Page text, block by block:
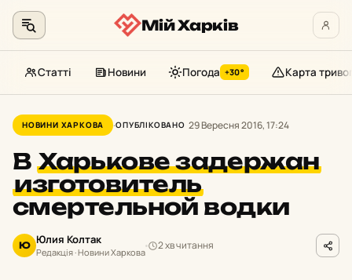
до
контенту
Мій Харків
Статті Новини Погода +30° Карта
НОВИНИ ХАРКОВА ОПУБЛІКОВАНО 29 Вересня 2016, 17:24
В Харькове задержан
изготовитель
смертельной водки
Ю Юлия Колтак
Редакція · Новини Харкова
2 хв читання